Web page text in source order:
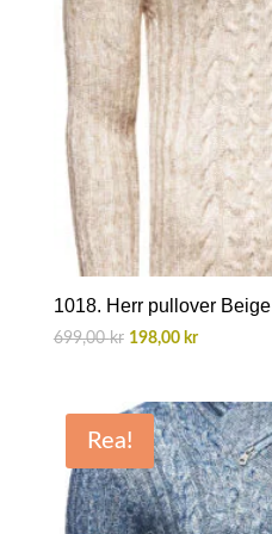
1018. Herr pullover Beige
699,00kr Det
var:
699,00 kr.
198,00 krDet
är:
198,00 kr.
Rea!